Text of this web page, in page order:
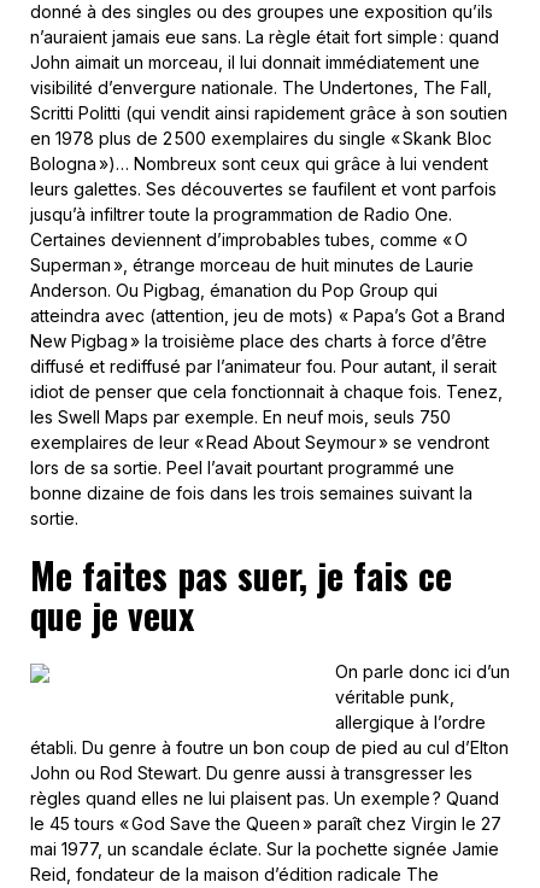
donné à des singles ou des groupes une exposition qu’ils
n’auraient jamais eue sans. La règle était fort simple : quand
John aimait un morceau, il lui donnait immédiatement une
visibilité d’envergure nationale. The Undertones, The Fall,
Scritti Politti (qui vendit ainsi rapidement grâce à son soutien
en 1978 plus de 2 500 exemplaires du single « Skank Bloc
Bologna »)… Nombreux sont ceux qui grâce à lui vendent
leurs galettes. Ses découvertes se faufilent et vont parfois
jusqu’à infiltrer toute la programmation de Radio One.
Certaines deviennent d’improbables tubes, comme « O
Superman », étrange morceau de huit minutes de Laurie
Anderson. Ou Pigbag, émanation du Pop Group qui
atteindra avec (attention, jeu de mots) « Papa’s Got a Brand
New Pigbag » la troisième place des charts à force d’être
diffusé et rediffusé par l’animateur fou. Pour autant, il serait
idiot de penser que cela fonctionnait à chaque fois. Tenez,
les Swell Maps par exemple. En neuf mois, seuls 750
exemplaires de leur « Read About Seymour » se vendront
lors de sa sortie. Peel l’avait pourtant programmé une
bonne dizaine de fois dans les trois semaines suivant la
sortie.
Me faites pas suer, je fais ce
que je veux
On parle donc ici d’un
véritable punk,
allergique à l’ordre
établi. Du genre à foutre un bon coup de pied au cul d’Elton
John ou Rod Stewart. Du genre aussi à transgresser les
règles quand elles ne lui plaisent pas. Un exemple ? Quand
le 45 tours « God Save the Queen » paraît chez Virgin le 27
mai 1977, un scandale éclate. Sur la pochette signée Jamie
Reid, fondateur de la maison d’édition radicale The